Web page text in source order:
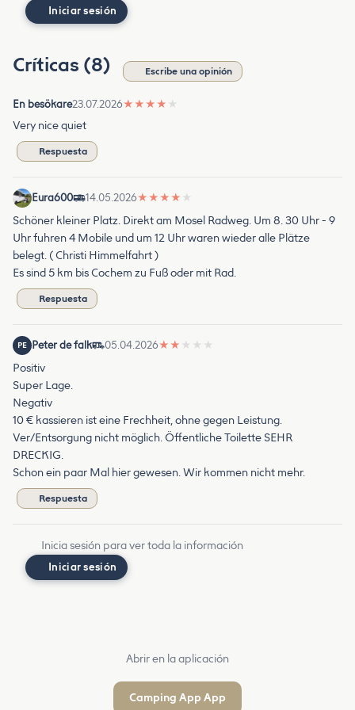
Iniciar sesión
Críticas (8) Escribe una opinión
En besökare23.07.2026★ ★ ★ ★ ★
Very nice quiet
Respuesta
Eura600 14.05.2026★ ★ ★ ★ ★
Schöner kleiner Platz. Direkt am Mosel Radweg. Um 8. 30 Uhr - 9
Uhr fuhren 4 Mobile und um 12 Uhr waren wieder alle Plätze
belegt. ( Christi Himmelfahrt )
Es sind 5 km bis Cochem zu Fuß oder mit Rad.
Respuesta
PE Peter de falk 05.04.2026★ ★ ★ ★ ★
Positiv
Super Lage.
Negativ
10 € kassieren ist eine Frechheit, ohne gegen Leistung.
Ver/Entsorgung nicht möglich. Öffentliche Toilette SEHR
DRECKIG.
Schon ein paar Mal hier gewesen. Wir kommen nicht mehr.
Respuesta
Inicia sesión para ver toda la información
Iniciar sesión
Abrir en la aplicación
Camping App App